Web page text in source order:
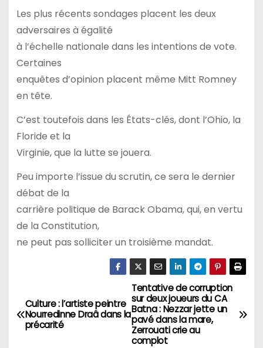
Les plus récents sondages placent les deux
adversaires à égalité
à l’échelle nationale dans les intentions de vote.
Certaines
enquêtes d’opinion placent même Mitt Romney
en tête.
C’est toutefois dans les États-clés, dont l’Ohio, la
Floride et la
Virginie, que la lutte se jouera.
Peu importe l’issue du scrutin, ce sera le dernier
débat de la
carrière politique de Barack Obama, qui, en vertu
de la Constitution,
ne peut pas solliciter un troisième mandat.
N
a
Tentative de corruption
sur deux joueurs du CA
Batna : Nezzar jette un
pavé dans la mare,
Zerrouati crie au
complot
Culture : l’artiste peintre
Nourredinne Draâ dans la
précarité